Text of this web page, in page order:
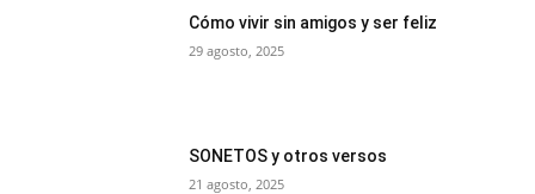
Cómo vivir sin amigos y ser feliz
29 agosto, 2025
SONETOS y otros versos
21 agosto, 2025